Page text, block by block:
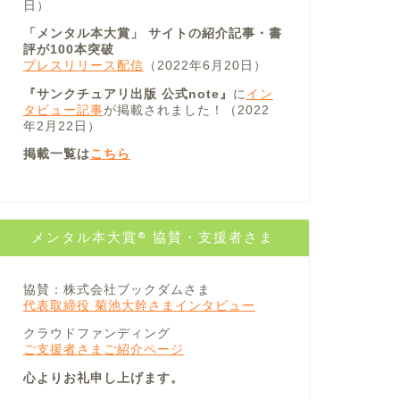
日）
「メンタル本大賞」 サイトの紹介記事・書
評が100本突破
プレスリリース配信 （2022年6月20日）
『サンクチュアリ出版 公式note』 に イン
タビュー記事が掲載されました！（2022
年2月22日）
掲載一覧はこちら
メンタル本大賞® 協賛・支援者さま
協賛：株式会社ブックダムさま
代表取締役 菊池大幹さまインタビュー
クラウドファンディング
ご支援者さまご紹介ページ
心よりお礼申し上げます。